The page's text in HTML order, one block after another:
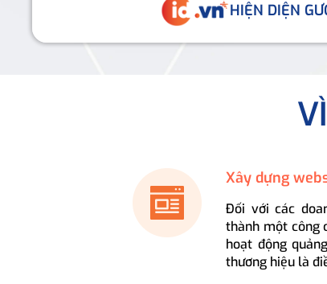
HIỆN DIỆN
Xây dựng
Đối với các
thành một công
hoạt động
thương hiệu là